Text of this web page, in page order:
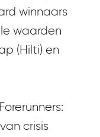
winnaars
waarden
(Hilti) en
crisis